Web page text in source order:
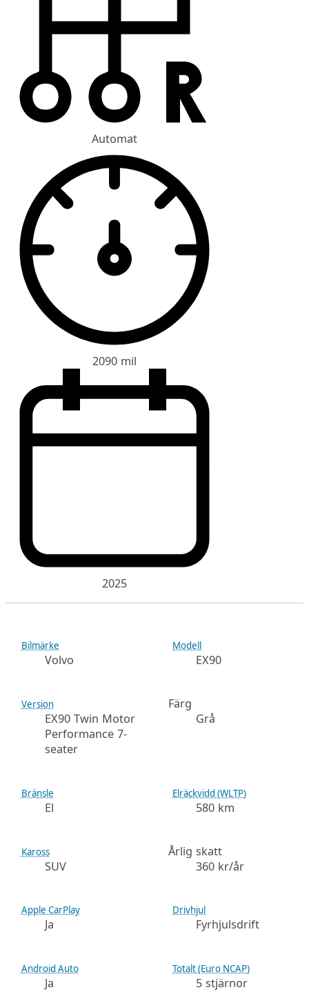
Automat
2090 mil
2025
Bilmärke
Volvo
Modell
EX90
Version
EX90 Twin Motor
Performance 7-
seater
Färg
Grå
Bränsle
El
Elräckvidd (WLTP)
580 km
Kaross
SUV
Årlig skatt
360 kr/år
Apple CarPlay
Ja
Drivhjul
Fyrhjulsdrift
Android Auto
Ja
Totalt (Euro NCAP)
5 stjärnor